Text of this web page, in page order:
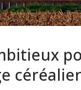
céréalier